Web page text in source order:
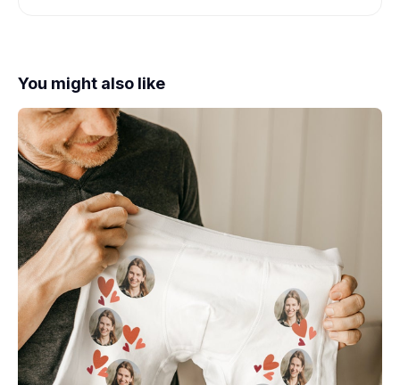
You might also like